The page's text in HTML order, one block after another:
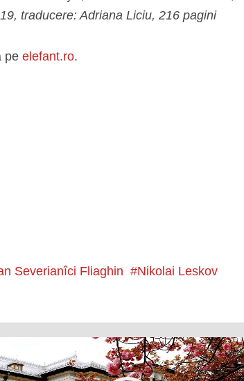
traducere: Adriana Liciu, 216 pagini
pe elefant.ro.
Severianîci Fliaghin
Nikolai Leskov